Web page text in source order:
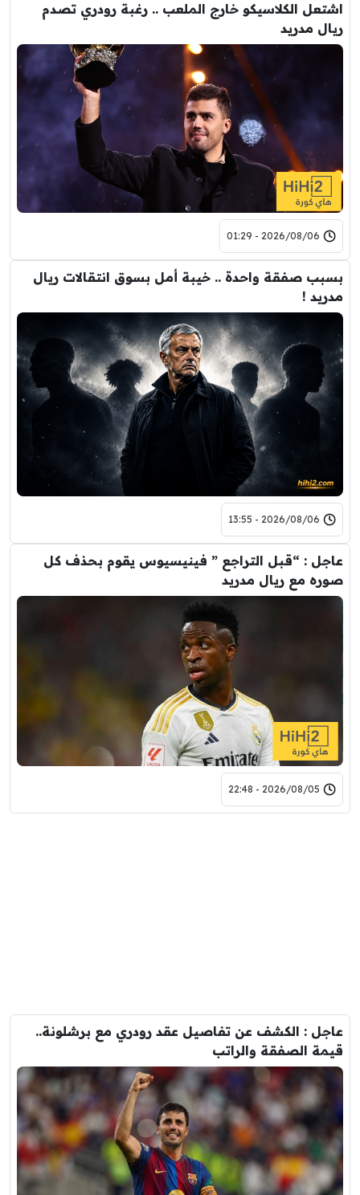
اشتعل الكلاسيكو خارج الملعب .. رغبة رودري تصدم
ريال مدريد
2026/08/06 - 01:29
بسبب صفقة واحدة .. خيبة أمل بسوق انتقالات ريال
مدريد !
2026/08/06 - 13:55
عاجل : “قبل التراجع ” فينيسيوس يقوم بحذف كل
صوره مع ريال مدريد
2026/08/05 - 22:48
عاجل : الكشف عن تفاصيل عقد رودري مع برشلونة..
قيمة الصفقة والراتب